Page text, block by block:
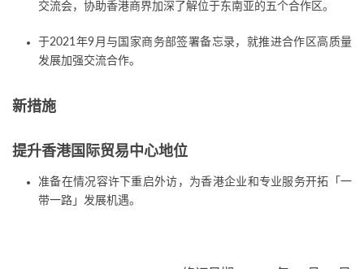
交流会，协助香港商界加深了解位于东南亚的五个合作区。
于2021年9月与国家商务部签署备忘录，就推进合作区高质量
发展加强交流合作。
新措施
提升香港国际贸易中心地位
准备在情况容许下重启外访，为香港企业和专业服务开拓「一
带一路」发展机遇。